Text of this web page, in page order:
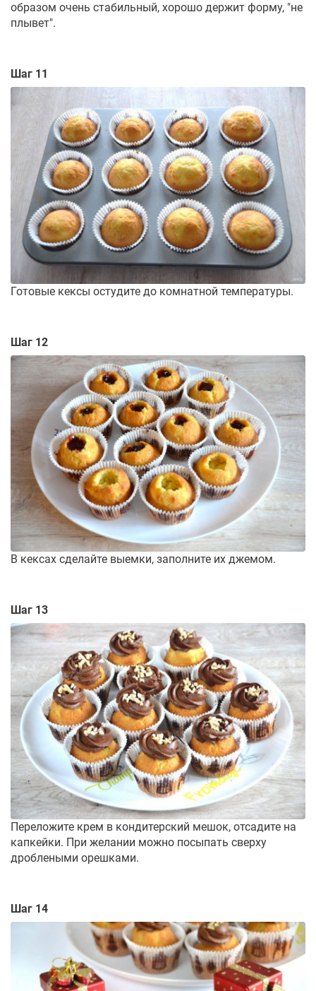
образом очень стабильный, хорошо держит форму, "не
плывет".
Шаг 11
Готовые кексы остудите до комнатной температуры.
Шаг 12
В кексах сделайте выемки, заполните их джемом.
Шаг 13
Переложите крем в кондитерский мешок, отсадите на
капкейки. При желании можно посыпать сверху
дроблеными орешками.
Шаг 14